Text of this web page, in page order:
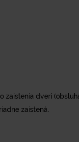
dverí
zaistená.